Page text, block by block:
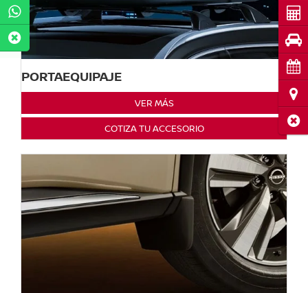
PORTAEQUIPAJE
VER MÁS
COTIZA TU ACCESORIO